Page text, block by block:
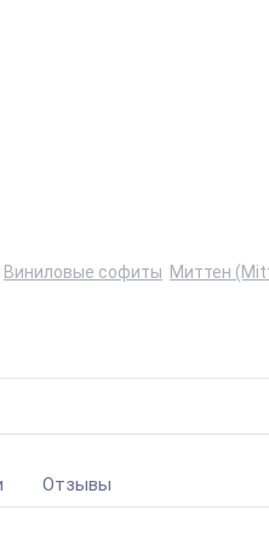
Виниловые софиты Миттен
Отзывы